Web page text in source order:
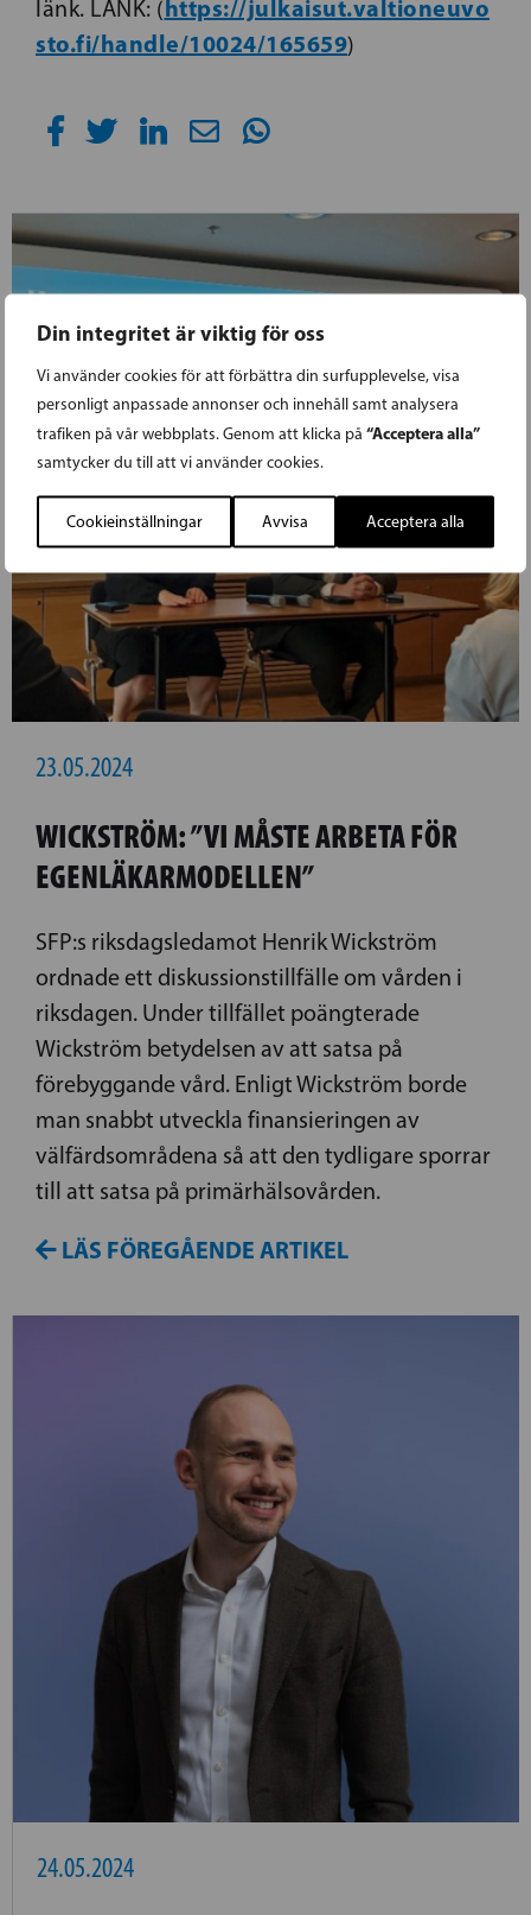
Din integritet är viktig för oss
Vi använder cookies för att förbättra din surfupplevelse, visa
personligt anpassade annonser och innehåll samt analysera
trafiken på vår webbplats. Genom att klicka på “Acceptera alla”
samtycker du till att vi använder cookies.
Cookieinställningar Avvisa Acceptera alla
länk. LÄNK: ( https://julkaisut.valtioneuvo
sto.fi/handle/10024/165659)
23.05.2024
WICKSTRÖM: ”VI MÅSTE ARBETA FÖR
EGENLÄKARMODELLEN”
SFP:s riksdagsledamot Henrik Wickström
ordnade ett diskussionstillfälle om vården i
riksdagen. Under tillfället poängterade
Wickström betydelsen av att satsa på
förebyggande vård. Enligt Wickström borde
man snabbt utveckla finansieringen av
välfärdsområdena så att den tydligare sporrar
till att satsa på primärhälsovården.
LÄS FÖREGÅENDE ARTIKEL
24.05.2024